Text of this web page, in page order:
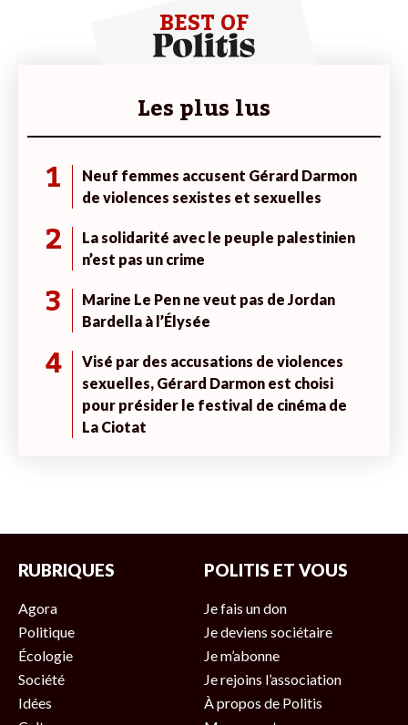
BEST OF
Les plus lus
1
Neuf femmes accusent Gérard Darmon
de violences sexistes et sexuelles
2
La solidarité avec le peuple palestinien
n’est pas un crime
3
Marine Le Pen ne veut pas de Jordan
Bardella à l’Élysée
4
Visé par des accusations de violences
sexuelles, Gérard Darmon est choisi
pour présider le festival de cinéma de
La Ciotat
RUBRIQUES
Agora
Politique
Écologie
Société
Idées
POLITIS ET VOUS
Je fais un don
Je deviens sociétaire
Je m’abonne
Je rejoins l’association
À propos de Politis